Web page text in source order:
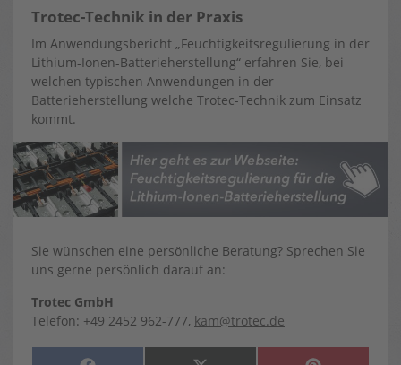
Trotec-Technik in der Praxis
Im Anwendungsbericht „Feuchtigkeitsregulierung in der
Lithium-Ionen-Batterieherstellung“ erfahren Sie, bei
welchen typischen Anwendungen in der
Batterieherstellung welche Trotec-Technik zum Einsatz
kommt.
Sie wünschen eine persönliche Beratung? Sprechen Sie
uns gerne persönlich darauf an:
Trotec GmbH
Telefon: +49 2452 962-777, kam@trotec.de